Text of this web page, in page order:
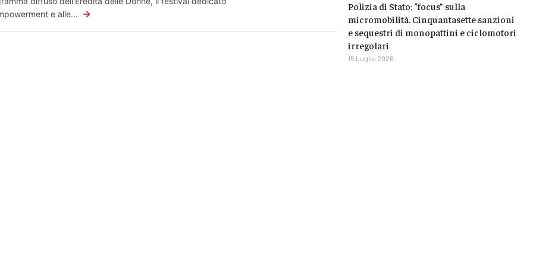
e alle... →
Polizia di Stato: “focus” sulla
micromobilità. Cinquantasette sanzioni
e sequestri di monopattini e ciclomotori
irregolari
15 Luglio 2026